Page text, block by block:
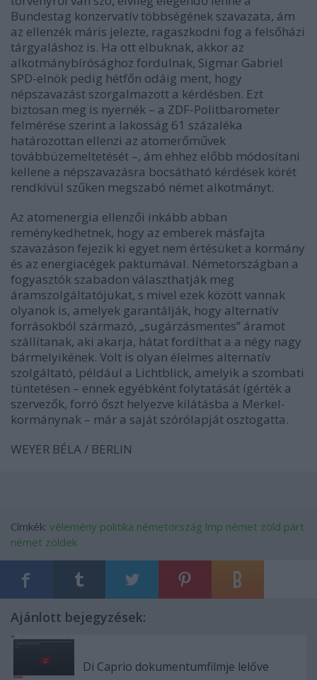
Bundestag konzervatív többségének szavazata, ám
az ellenzék máris jelezte, ragaszkodni fog a felsőházi
tárgyaláshoz is. Ha ott elbuknak, akkor az
alkotmánybírósághoz fordulnak, Sigmar Gabriel
SPD-elnök pedig hétfőn odáig ment, hogy
népszavazást szorgalmazott a kérdésben. Ezt
biztosan meg is nyernék – a ZDF-Politbarometer
felmérése szerint a lakosság 61 százaléka
határozottan ellenzi az atomerőművek
továbbüzemeltetését –, ám ehhez előbb módosítani
kellene a népszavazásra bocsátható kérdések körét
rendkívül szűken megszabó német alkotmányt.
Az atomenergia ellenzői inkább abban
reménykedhetnek, hogy az emberek másfajta
szavazáson fejezik ki egyet nem értésüket a kormány
és az energiacégek paktumával. Németországban a
fogyasztók szabadon választhatják meg
áramszolgáltatójukat, s mivel ezek között vannak
olyanok is, amelyek garantálják, hogy alternatív
forrásokból származó, „sugárzásmentes” áramot
szállítanak, aki akarja, hátat fordíthat a a négy nagy
bármelyikének. Volt is olyan élelmes alternatív
szolgáltató, például a Lichtblick, amelyik a szombati
tüntetésen – ennek egyébként folytatását ígérték a
szervezők, forró őszt helyezve kilátásba a Merkel-
kormánynak – már a saját szórólapját osztogatta.
WEYER BÉLA / BERLIN
Címkék: vélemény politika németország lmp német zöld párt
német zöldek
Ajánlott bejegyzések:
Di Caprio dokumentumfilmje lelőve